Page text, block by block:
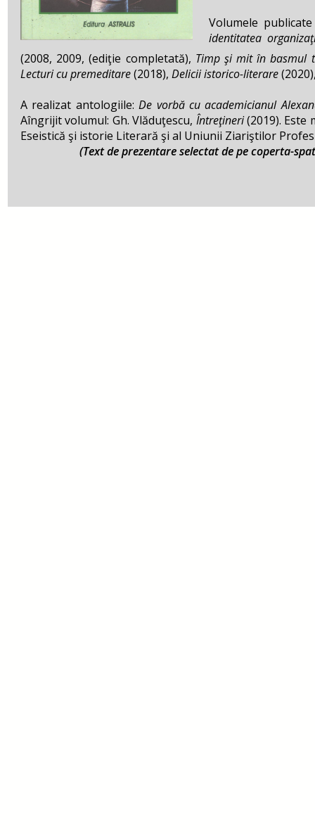
Volumele
identitatea
(2008, 2009, (ediţie completată), Timp şi mit în basmul
Lecturi cu premeditare(2018), Delicii istorico-literare
A realizat antologiile:De vorbă cu academicianul
Aîngrijit volumul: Gh. Vlăduţescu, Întreţineri(2019). Este
Eseistică şi istorie Literară şi al Uniunii Ziariştilor
(Text de prezentare selectat de pe coperta-